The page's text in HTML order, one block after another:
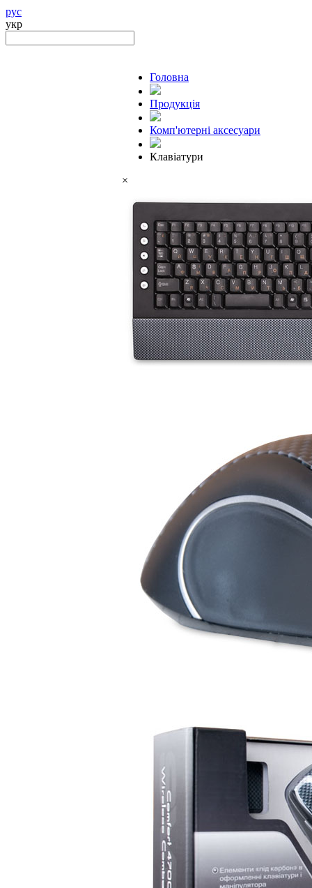
рус
укр
Головна
Продукцiя
Комп'ютерні аксесуари
Клавіатури
×